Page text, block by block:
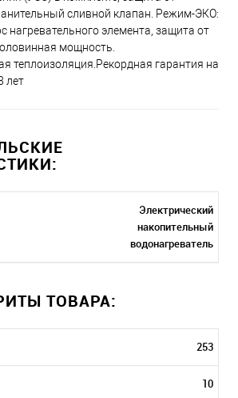
сливной клапан. Режим-ЭКО:
нагревательного элемента, защита от
мощность.
теплоизоляция.Рекордная гарантия на
лет
Электрический
накопительный
водонагреватель
ТОВАРА:
253
10